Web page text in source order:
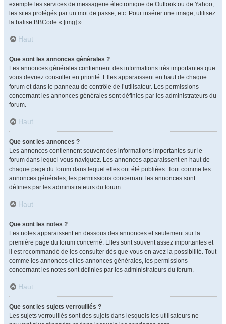
exemple les services de messagerie électronique de Outlook ou de Yahoo,
les sites protégés par un mot de passe, etc. Pour insérer une image, utilisez
la balise BBCode « [img] ».
Haut
Que sont les annonces générales ?
Les annonces générales contiennent des informations très importantes que
vous devriez consulter en priorité. Elles apparaissent en haut de chaque
forum et dans le panneau de contrôle de l’utilisateur. Les permissions
concernant les annonces générales sont définies par les administrateurs du
forum.
Haut
Que sont les annonces ?
Les annonces contiennent souvent des informations importantes sur le
forum dans lequel vous naviguez. Les annonces apparaissent en haut de
chaque page du forum dans lequel elles ont été publiées. Tout comme les
annonces générales, les permissions concernant les annonces sont
définies par les administrateurs du forum.
Haut
Que sont les notes ?
Les notes apparaissent en dessous des annonces et seulement sur la
première page du forum concerné. Elles sont souvent assez importantes et
il est recommandé de les consulter dès que vous en avez la possibilité. Tout
comme les annonces et les annonces générales, les permissions
concernant les notes sont définies par les administrateurs du forum.
Haut
Que sont les sujets verrouillés ?
Les sujets verrouillés sont des sujets dans lesquels les utilisateurs ne